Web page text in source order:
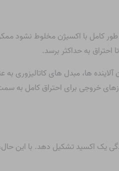
کامل با اکسیژن مخلوط نشود
به حداکثر برسد.
ها، مبدل های کاتالیزوری به
خروجی برای احتراق کامل به
یک اکسید تشکیل دهد. با این